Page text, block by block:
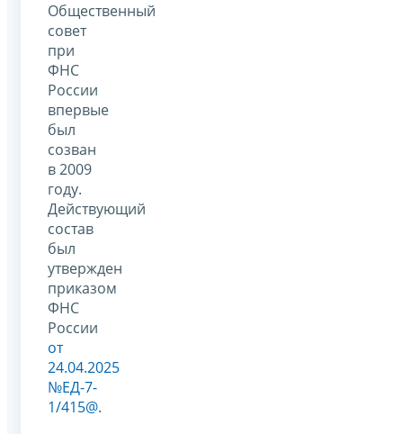
Общественный
совет
при
ФНС
России
впервые
был
созван
в 2009
году.
Действующий
состав
был
утвержден
приказом
ФНС
России
от
24.04.2025
№ЕД-7-
1/415@.